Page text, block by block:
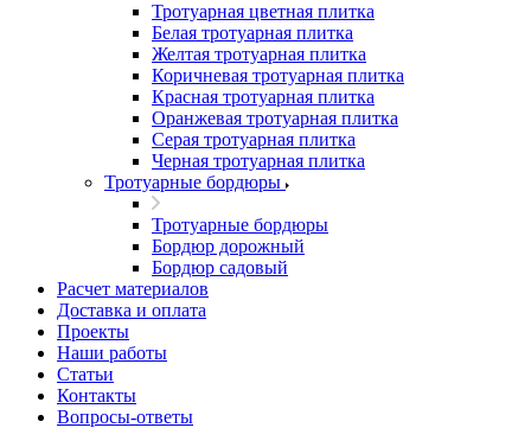
Тротуарная цветная плитка
Белая тротуарная плитка
Желтая тротуарная плитка
Коричневая тротуарная плитка
Красная тротуарная плитка
Оранжевая тротуарная плитка
Серая тротуарная плитка
Черная тротуарная плитка
Тротуарные бордюры
Тротуарные бордюры
Бордюр дорожный
Бордюр садовый
Расчет материалов
Доставка и оплата
Проекты
Наши работы
Статьи
Контакты
Вопросы-ответы